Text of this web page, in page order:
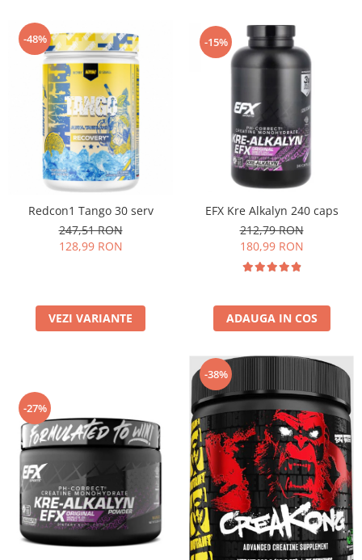
-48%
Redcon1 Tango 30 serv
247,51 RON
128,99 RON
VEZI VARIANTE
-15%
EFX Kre Alkalyn 240 caps
212,79 RON
180,99 RON
ADAUGA IN COS
-27%
-38%